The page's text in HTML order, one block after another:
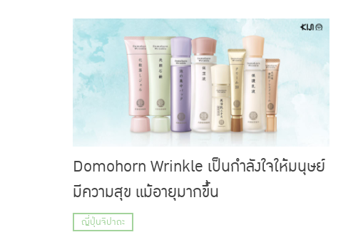
Domohorn Wrinkle เป็นกำลังใจให้มนุษย์
มีความสุข แม้อายุมากขึ้น
ญี่ปุ่นจิปาถะ